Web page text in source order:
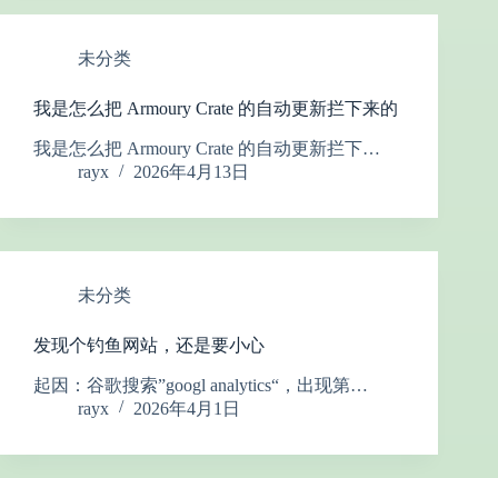
未分类
我是怎么把 Armoury Crate 的自动更新拦下来的
我是怎么把 Armoury Crate 的自动更新拦下…
rayx
2026年4月13日
未分类
发现个钓鱼网站，还是要小心
起因：谷歌搜索”googl analytics“，出现第…
rayx
2026年4月1日